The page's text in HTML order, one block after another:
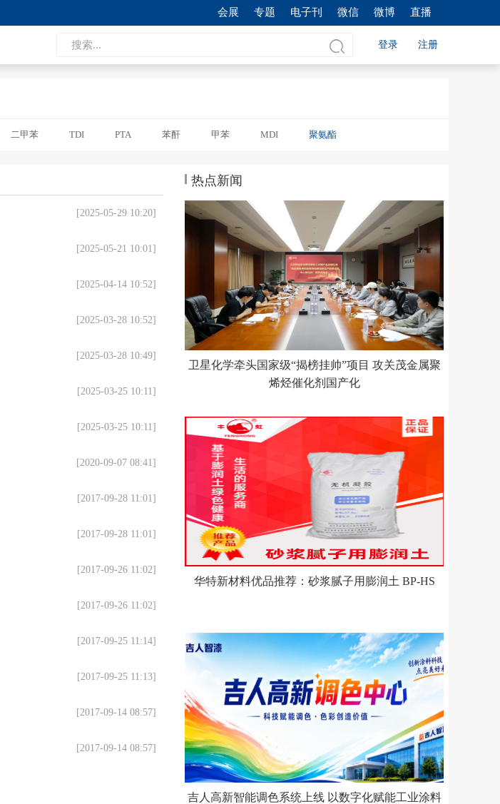
会展 专题 电子刊 微信 微博 直播
登录 注册
二甲苯 TDI PTA 苯酐 甲苯 MDI 聚氨酯
[2025-05-29 10:20]
[2025-05-21 10:01]
[2025-04-14 10:52]
[2025-03-28 10:52]
[2025-03-28 10:49]
[2025-03-25 10:11]
[2025-03-25 10:11]
[2020-09-07 08:41]
[2017-09-28 11:01]
[2017-09-28 11:01]
[2017-09-26 11:02]
[2017-09-26 11:02]
[2017-09-25 11:14]
[2017-09-25 11:13]
[2017-09-14 08:57]
[2017-09-14 08:57]
热点新闻
卫星化学牵头国家级“揭榜挂帅”项目 攻关茂金属聚
烯烃催化剂国产化
华特新材料优品推荐：砂浆腻子用膨润土 BP-HS
吉人高新智能调色系统上线 以数字化赋能工业涂料